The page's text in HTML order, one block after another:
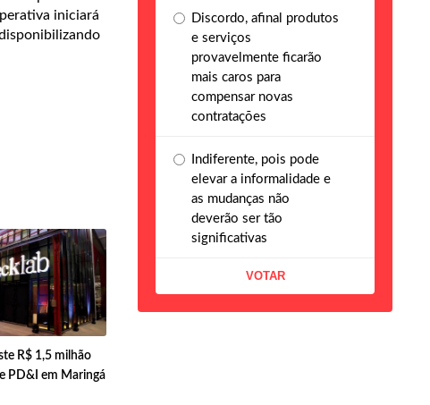
iniciará
R$ 1,5 milhão
PD&I em Maringá
Discordo, afinal produtos
e serviços
provavelmente ficarão
mais caros para
compensar novas
contratações
Indiferente, pois pode
elevar a informalidade e
as mudanças não
deverão ser tão
significativas